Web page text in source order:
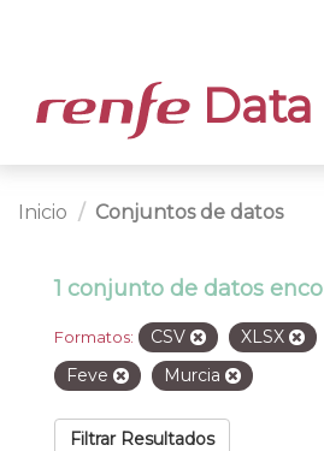
Data
Inicio Conjuntos de datos
1 conjunto de datos
Formatos: CSV XLSX
Feve Murcia
Filtrar Resultados